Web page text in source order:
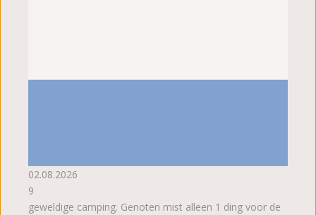
02.08.2026
9
geweldige camping. Genoten mist alleen 1 ding voor de